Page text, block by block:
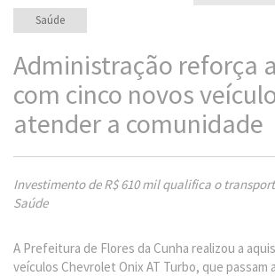
Saúde
Administração reforça
com cinco novos
atender a comunidade
Investimento de R$ 610 mil qualifica o
Saúde
A Prefeitura de Flores da Cunha realizou a
veículos Chevrolet Onix AT Turbo, que passam